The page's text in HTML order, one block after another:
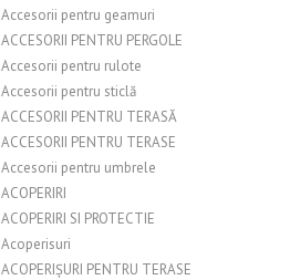
Accesorii pentru geamuri
ACCESORII PENTRU PERGOLE
Accesorii pentru rulote
Accesorii pentru sticlă
ACCESORII PENTRU TERASĂ
ACCESORII PENTRU TERASE
Accesorii pentru umbrele
ACOPERIRI
ACOPERIRI SI PROTECTIE
Acoperisuri
ACOPERIȘURI PENTRU TERASE